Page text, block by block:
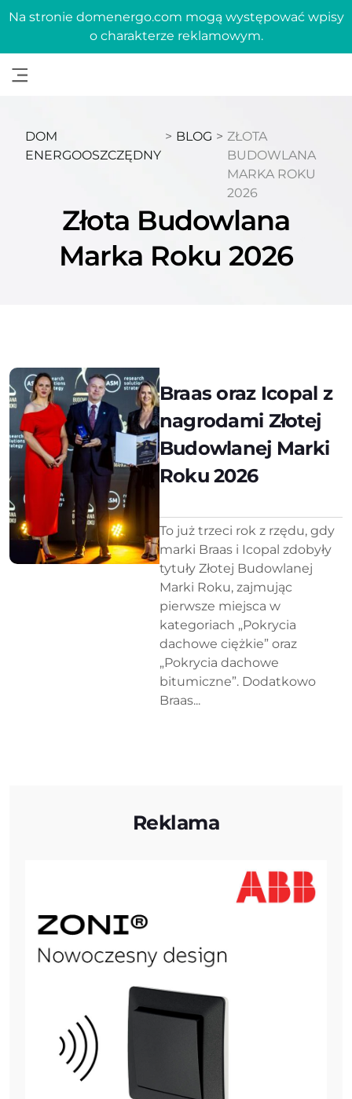
Na stronie domenergo.com mogą występować wpisy
o charakterze reklamowym.
DOM
ENERGOOSZCZĘDNY
> BLOG > ZŁOTA
BUDOWLANA
MARKA ROKU
2026
Złota Budowlana
Marka Roku 2026
Braas oraz Icopal z
nagrodami Złotej
Budowlanej Marki
Roku 2026
To już trzeci rok z rzędu, gdy
marki Braas i Icopal zdobyły
tytuły Złotej Budowlanej
Marki Roku, zajmując
pierwsze miejsca w
kategoriach „Pokrycia
dachowe ciężkie” oraz
„Pokrycia dachowe
bitumiczne”. Dodatkowo
Braas...
Reklama